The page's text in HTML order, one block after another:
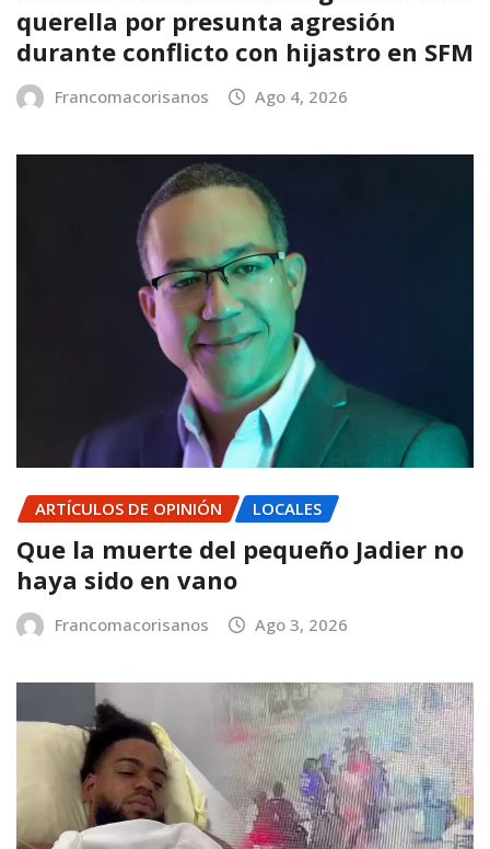
querella por presunta agresión
durante conflicto con hijastro en SFM
Francomacorisanos Ago 4, 2026
ARTÍCULOS DE OPINIÓN LOCALES
Que la muerte del pequeño Jadier no
haya sido en vano
Francomacorisanos Ago 3, 2026